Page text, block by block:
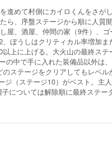
進めて村側にカイロくんをさが
ら、序盤ステージから順に人質
屋、酒屋、仲間の家（9件）、ゴ
ぼうしはクリティカル率増加ま
上に上げる。大火山の最終ステ
の中で手に入れた装備品以外は
ステージをクリアしてもレベル
ジ（ステージ10）がベスト。主
については解除順に最終ステー